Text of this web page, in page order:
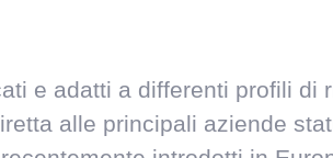
e adatti a differenti profili di
alle principali aziende